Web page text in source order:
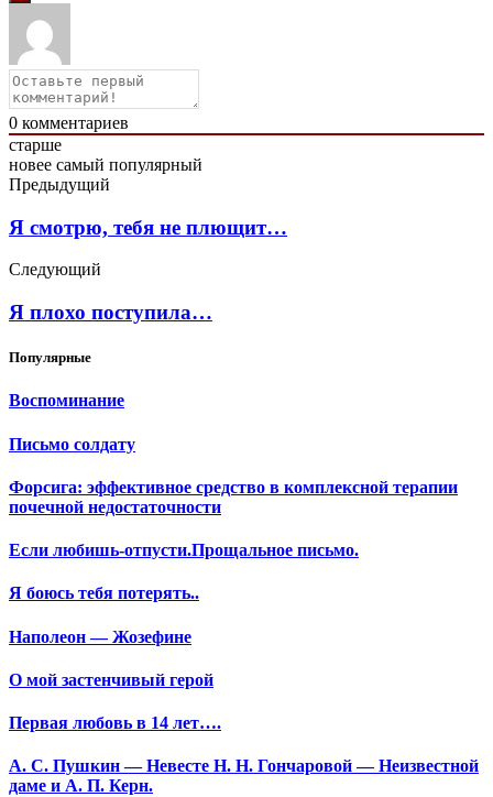
0 комментариев
старше
новее самый популярный
Предыдущий
Я смотрю, тебя не плющит…
Следующий
Я плохо поступила…
Популярные
Воспоминание
Письмо солдату
Форсига: эффективное средство в комплексной терапии
почечной недостаточности
Если любишь-отпусти.Прощальное письмо.
Я боюсь тебя потерять..
Наполеон — Жозефине
О мой застенчивый герой
Первая любовь в 14 лет….
А. С. Пушкин — Невесте Н. Н. Гончаровой — Неизвестной
даме и А. П. Керн.